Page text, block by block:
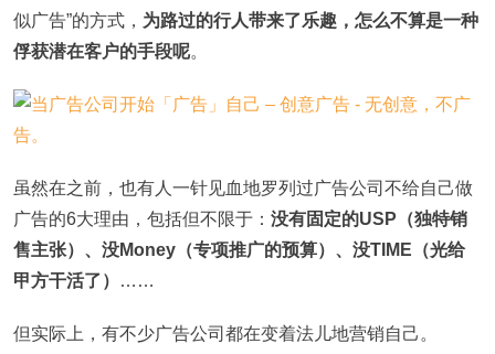
似广告”的方式， 为路过的行人带来了乐趣，怎么不算是一种
俘获潜在客户的手段呢。
虽然在之前，也有人一针见血地罗列过广告公司不给自己做
广告的6大理由，包括但不限于： 没有固定的USP（独特销
售主张）、没Money（专项推广的预算）、没TIME（光给
甲方干活了）
……
但实际上，有不少广告公司都在变着法儿地营销自己。